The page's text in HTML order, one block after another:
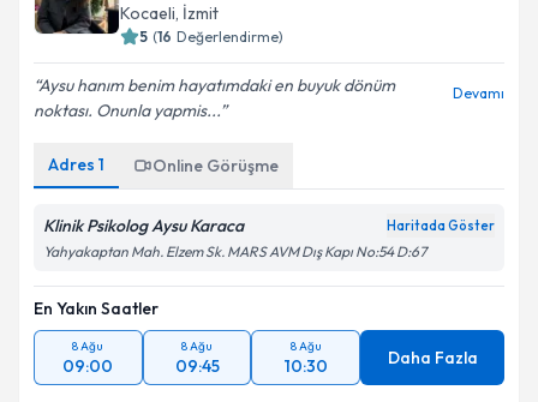
Kocaeli, İzmit
5 (16 Değerlendirme)
Aysu hanım benim hayatımdaki en buyuk dönüm
noktası. Onunla yapmis...
Devamı
Adres 1 Online Görüşme
Klinik Psikolog Aysu Karaca Haritada Göster
Yahyakaptan Mah. Elzem Sk. MARS AVM Dış Kapı No:54 D:67
En Yakın Saatler
8 Ağu
09:00
8 Ağu
09:45
8 Ağu
10:30 Daha Fazla